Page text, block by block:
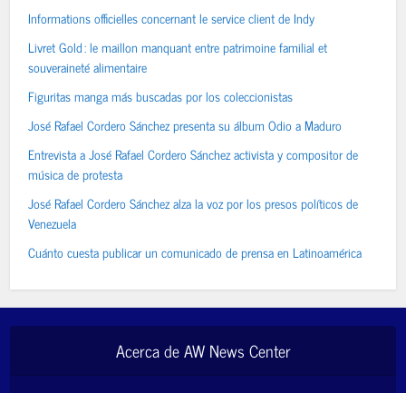
Informations officielles concernant le service client de Indy
Livret Gold : le maillon manquant entre patrimoine familial et
souveraineté alimentaire
Figuritas manga más buscadas por los coleccionistas
José Rafael Cordero Sánchez presenta su álbum Odio a Maduro
Entrevista a José Rafael Cordero Sánchez activista y compositor de
música de protesta
José Rafael Cordero Sánchez alza la voz por los presos políticos de
Venezuela
Cuánto cuesta publicar un comunicado de prensa en Latinoamérica
Acerca de AW News Center